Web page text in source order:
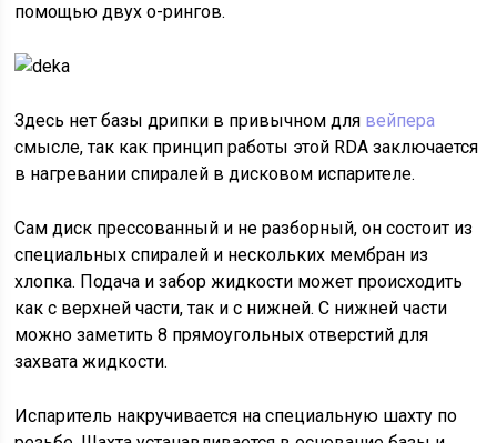
помощью двух о-рингов.
Здесь нет базы дрипки в привычном для вейпера
смысле, так как принцип работы этой RDA заключается
в нагревании спиралей в дисковом испарителе.
Сам диск прессованный и не разборный, он состоит из
специальных спиралей и нескольких мембран из
хлопка. Подача и забор жидкости может происходить
как с верхней части, так и с нижней. С нижней части
можно заметить 8 прямоугольных отверстий для
захвата жидкости.
Испаритель накручивается на специальную шахту по